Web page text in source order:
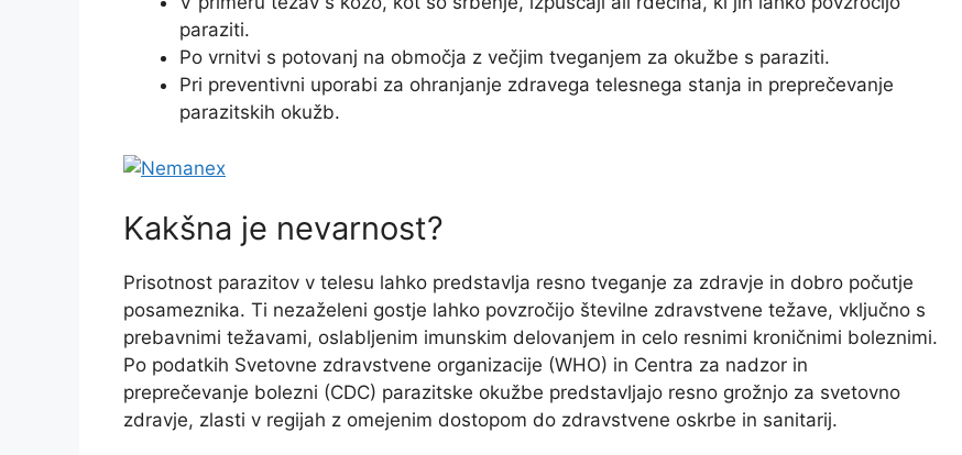
paraziti.
Po vrnitvi s potovanj na območja z večjim tveganjem za okužbe s paraziti.
Pri preventivni uporabi za ohranjanje zdravega telesnega stanja in preprečevanje
parazitskih okužb.
Kakšna je nevarnost?
Prisotnost parazitov v telesu lahko predstavlja resno tveganje za zdravje in dobro počutje
posameznika. Ti nezaželeni gostje lahko povzročijo številne zdravstvene težave, vključno s
prebavnimi težavami, oslabljenim imunskim delovanjem in celo resnimi kroničnimi boleznimi.
Po podatkih Svetovne zdravstvene organizacije (WHO) in Centra za nadzor in
preprečevanje bolezni (CDC) parazitske okužbe predstavljajo resno grožnjo za svetovno
zdravje, zlasti v regijah z omejenim dostopom do zdravstvene oskrbe in sanitarij.